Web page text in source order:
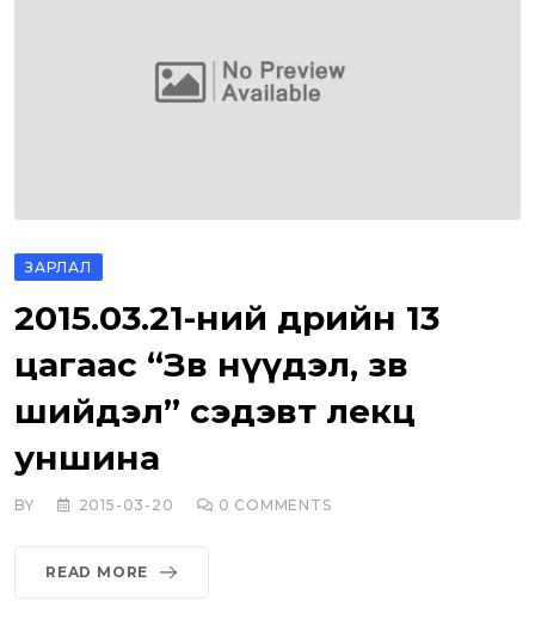
ЗАРЛАЛ
2015.03.21-ний өдрийн 13
цагаас “Зөв нүүдэл, зөв
шийдэл” сэдэвт лекц
уншина
BY 2015-03-20 0 COMMENTS
READ MORE